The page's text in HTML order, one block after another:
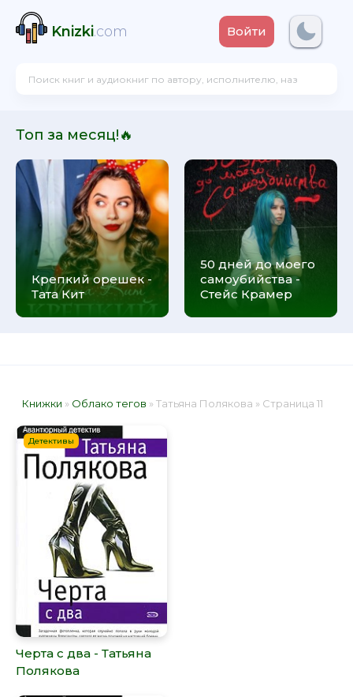
Knizki.com Войти
Топ за месяц!🔥
Крепкий орешек -
Тата Кит
50 дней до моего
самоубийства -
Стейс Крамер
Книжки » Облако тегов » Татьяна Полякова » Страница 11
Детективы
Черта с два - Татьяна
Полякова